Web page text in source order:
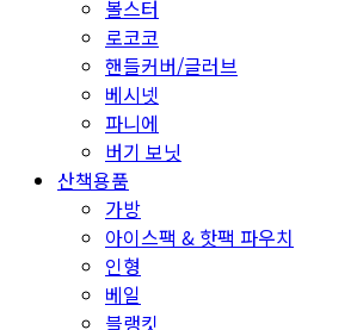
볼스터
로코코
핸들커버/글러브
베시넷
파니에
버기 보닛
산책용품
가방
아이스팩 & 핫팩 파우치
인형
베일
블랭킷